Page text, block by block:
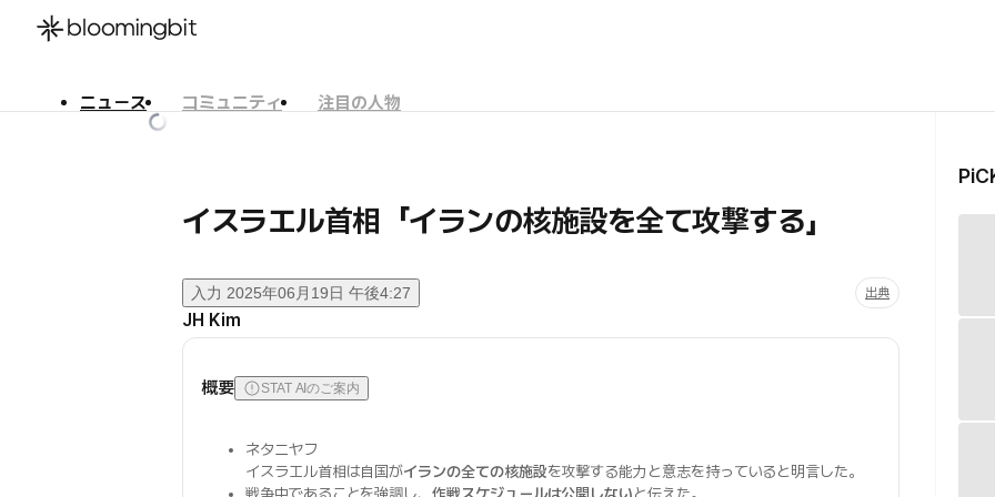
ニュース コミュニティ
注目の人物
イスラエル首相「イランの核施設を全て攻撃する」
入力 2025年06月19日 午後4:27 出典
JH Kim
概要 STAT AIのご案内
ネタニヤフ
イスラエル首相は自国がイランの全ての核施設を攻撃する能力と意志を持っていると明言した。